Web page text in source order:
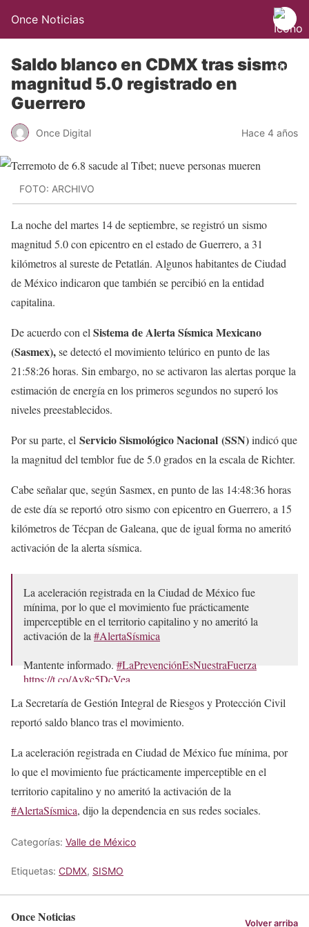
Once Noticias
Saldo blanco en CDMX tras sismo
magnitud 5.0 registrado en
Guerrero
Once Digital Hace 4 años
FOTO: ARCHIVO
La noche del martes 14 de septiembre, se registró un sismo
magnitud 5.0 con epicentro en el estado de Guerrero, a 31
kilómetros al sureste de Petatlán. Algunos habitantes de Ciudad
de México indicaron que también se percibió en la entidad
capitalina.
De acuerdo con el Sistema de Alerta Sísmica Mexicano
(Sasmex),se detectó el movimiento telúrico en punto de las
21:58:26 horas. Sin embargo, no se activaron las alertas porque la
estimación de energía en los primeros segundos no superó los
niveles preestablecidos.
Por su parte, el Servicio Sismológico Nacional (SSN)indicó que
la magnitud del temblor fue de 5.0 grados en la escala de Richter.
Cabe señalar que, según Sasmex, en punto de las 14:48:36 horas
de este día se reportó otro sismo con epicentro en Guerrero, a 15
kilómetros de Técpan de Galeana, que de igual forma no ameritó
activación de la alerta sísmica.
La aceleración registrada en la Ciudad de México fue
mínima, por lo que el movimiento fue prácticamente
imperceptible en el territorio capitalino y no ameritó la
activación de la #AlertaSísmica
Mantente informado. #LaPrevenciónEsNuestraFuerza
https://t.co/Av8c5DcVea
— Secretaría de Gestión Integral de Riesgos y PC
(@SGIRPC_CDMX)September 14, 2022
La Secretaría de Gestión Integral de Riesgos y Protección Civil
reportó saldo blanco tras el movimiento.
La aceleración registrada en Ciudad de México fue mínima, por
lo que el movimiento fue prácticamente imperceptible en el
territorio capitalino y no ameritó la activación de la
#AlertaSísmica, dijo la dependencia en sus redes sociales.
Categorías: Valle de México
Etiquetas: CDMX, SISMO
Once Noticias Volver arriba